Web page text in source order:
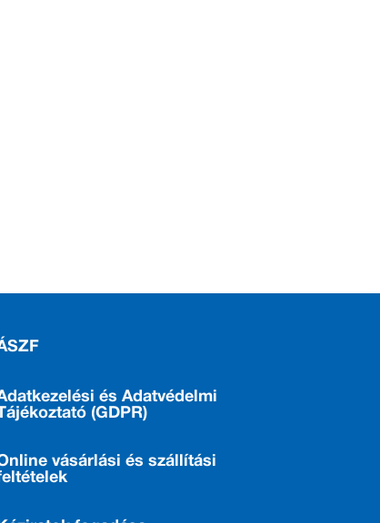
és Adatvédelmi
(GDPR)
vásárlási és szállítási